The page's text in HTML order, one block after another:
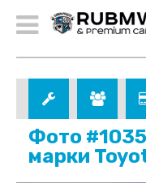
Фото
марки